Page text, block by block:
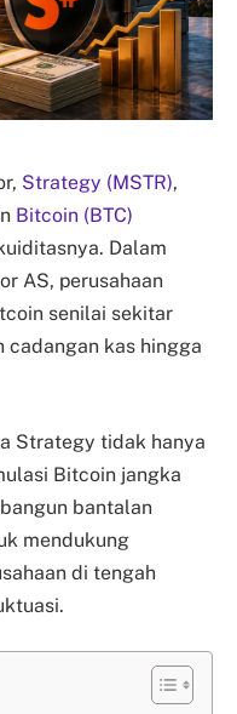
Strategy (MSTR),
Bitcoin (BTC)
Dalam
AS, perusahaan
senilai sekitar
cadangan kas hingga
Strategy tidak hanya
Bitcoin jangka
bantalan
mendukung
di tengah